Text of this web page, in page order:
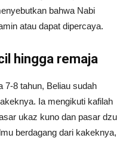
bahwa Nabi
atau dapat dipercaya.
hingga remaja
7-8 tahun, Beliau sudah
Ia mengikuti kafilah
ukaz kuno dan pasar dzu
berdagang dari kakeknya,